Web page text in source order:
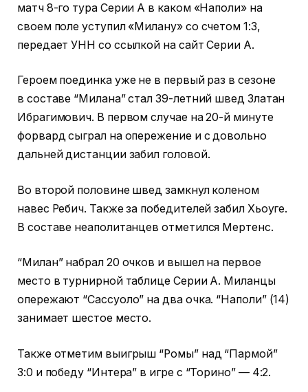
матч 8-го тура Серии А в каком «Наполи» на
своем поле уступил «Милану» со счетом 1:3,
передает УНН со ссылкой на сайт Серии А.
Героем поединка уже не в первый раз в сезоне
в составе “Милана” стал 39-летний швед Златан
Ибрагимович. В первом случае на 20-й минуте
форвард сыграл на опережение и с довольно
дальней дистанции забил головой.
Во второй половине швед замкнул коленом
навес Ребич. Также за победителей забил Хьоуге.
В составе неаполитанцев отметился Мертенс.
“Милан” набрал 20 очков и вышел на первое
место в турнирной таблице Серии А. Миланцы
опережают “Сассуоло” на два очка. “Наполи” (14)
занимает шестое место.
Также отметим выигрыш “Ромы” над “Пармой”
3:0 и победу “Интера” в игре с “Торино” — 4:2.